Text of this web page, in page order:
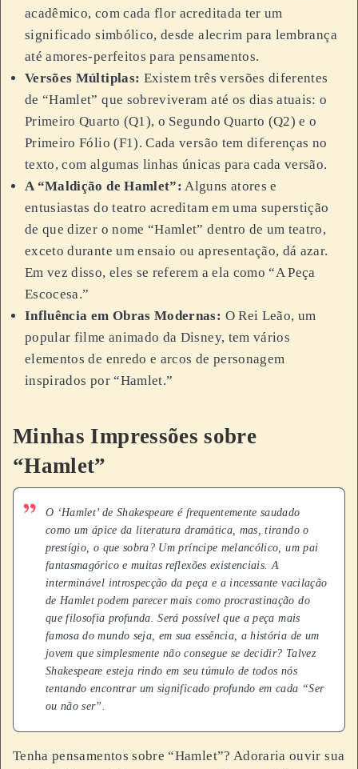
acadêmico, com cada flor acreditada ter um
significado simbólico, desde alecrim para lembrança
até amores-perfeitos para pensamentos.
Versões Múltiplas: Existem três versões diferentes
de “Hamlet” que sobreviveram até os dias atuais: o
Primeiro Quarto (Q1), o Segundo Quarto (Q2) e o
Primeiro Fólio (F1). Cada versão tem diferenças no
texto, com algumas linhas únicas para cada versão.
A “Maldição de Hamlet”: Alguns atores e
entusiastas do teatro acreditam em uma superstição
de que dizer o nome “Hamlet” dentro de um teatro,
exceto durante um ensaio ou apresentação, dá azar.
Em vez disso, eles se referem a ela como “A Peça
Escocesa.”
Influência em Obras Modernas: O Rei Leão, um
popular filme animado da Disney, tem vários
elementos de enredo e arcos de personagem
inspirados por “Hamlet.”
Minhas Impressões sobre
“Hamlet”
O ‘Hamlet’ de Shakespeare é frequentemente saudado
como um ápice da literatura dramática, mas, tirando o
prestígio, o que sobra? Um príncipe melancólico, um pai
fantasmagórico e muitas reflexões existenciais. A
interminável introspecção da peça e a incessante vacilação
de Hamlet podem parecer mais como procrastinação do
que filosofia profunda. Será possível que a peça mais
famosa do mundo seja, em sua essência, a história de um
jovem que simplesmente não consegue se decidir? Talvez
Shakespeare esteja rindo em seu túmulo de todos nós
tentando encontrar um significado profundo em cada “Ser
ou não ser”.
Tenha pensamentos sobre “Hamlet”? Adoraria ouvir sua